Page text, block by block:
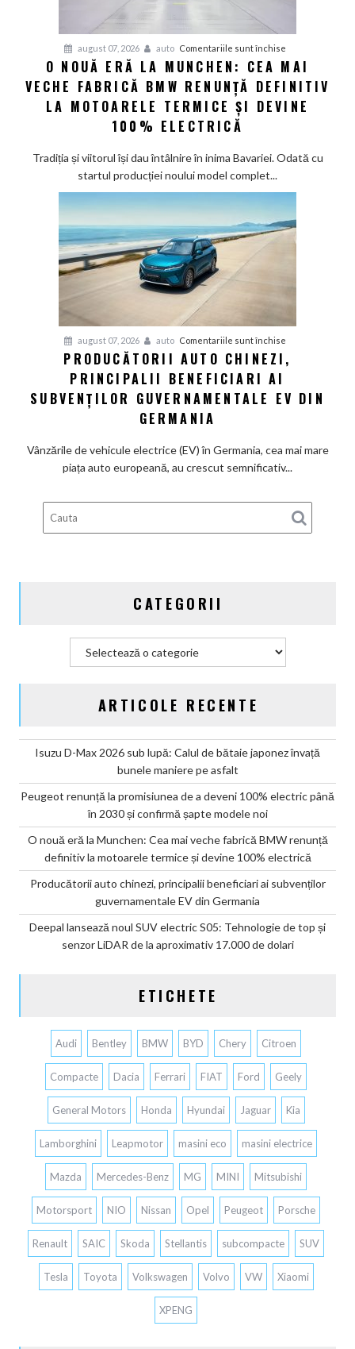
șapte
noi
august 07, 2026 auto Comentariile sunt închise
O
nouă
eră
Cea
BMW
renunță
și
100%
O NOUĂ ERĂ LA MUNCHEN: CEA MAI
VECHE FABRICĂ BMW RENUNȚĂ DEFINITIV
LA MOTOARELE TERMICE ȘI DEVINE
100% ELECTRICĂ
Tradiția și viitorul își dau întâlnire în inima Bavariei. Odată cu
startul producției noului model complet...
august 07, 2026 auto Comentariile sunt închise
chinezi,
din
Germania
PRODUCĂTORII AUTO CHINEZI,
PRINCIPALII BENEFICIARI AI
SUBVENȚILOR GUVERNAMENTALE EV DIN
GERMANIA
Vânzările de vehicule electrice (EV) în Germania, cea mai mare
piața auto europeană, au crescut semnificativ...
CATEGORII
Categorii
ARTICOLE RECENTE
Isuzu D-Max 2026 sub lupă: Calul de bătaie japonez învață
bunele maniere pe asfalt
Peugeot renunță la promisiunea de a deveni 100% electric până
în 2030 și confirmă șapte modele noi
O nouă eră la Munchen: Cea mai veche fabrică BMW renunță
definitiv la motoarele termice și devine 100% electrică
Producătorii auto chinezi, principalii beneficiari ai subvenților
guvernamentale EV din Germania
Deepal lansează noul SUV electric S05: Tehnologie de top și
senzor LiDAR de la aproximativ 17.000 de dolari
ETICHETE
Audi Bentley BMW BYD Chery Citroen
Compacte Dacia Ferrari FIAT Ford Geely
General Motors Honda Hyundai Jaguar Kia
Lamborghini Leapmotor masini eco masini electrice
Mazda Mercedes-Benz MG MINI Mitsubishi
Motorsport NIO Nissan Opel Peugeot Porsche
Renault SAIC Skoda Stellantis subcompacte SUV
Tesla Toyota Volkswagen Volvo VW Xiaomi
XPENG